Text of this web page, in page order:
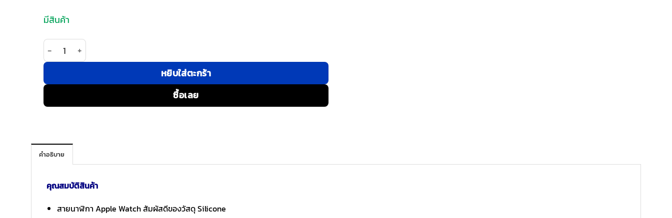
มีสินค้า
จำนวน UAG รุ่น Pathfinder - สายนาฬิกา Apple Watch 42/44/45/49mm - สี Heritage Yellow/Black ชิ้น
หยิบใส่ตะกร้า
ซื้อเลย
คำอธิบาย
คุณสมบัติสินค้า
สายนาฬิกา Apple Watch สัมผัสดีของวัสดุ Silicone